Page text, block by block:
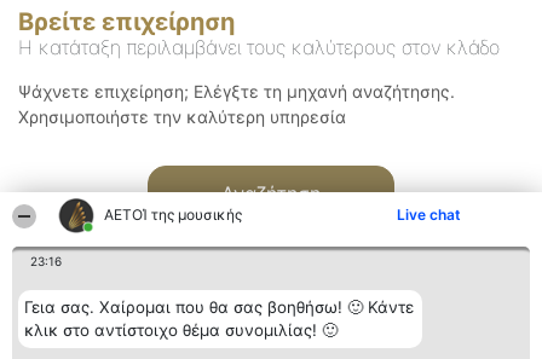
ΑΕΤΟΊ της μουσικής Live chat
23:16
Γεια σας. Χαίρομαι που θα σας βοηθήσω! 🙂 Κάντε
κλικ στο αντίστοιχο θέμα συνομιλίας! 🙂
Βρείτε επιχείρηση
Η κατάταξη περιλαμβάνει τους καλύτερους στον κλάδο
Ψάχνετε επιχείρηση; Ελέγξτε τη μηχανή αναζήτησης.
Χρησιμοποιήστε την καλύτερη υπηρεσία
Αναζήτηση